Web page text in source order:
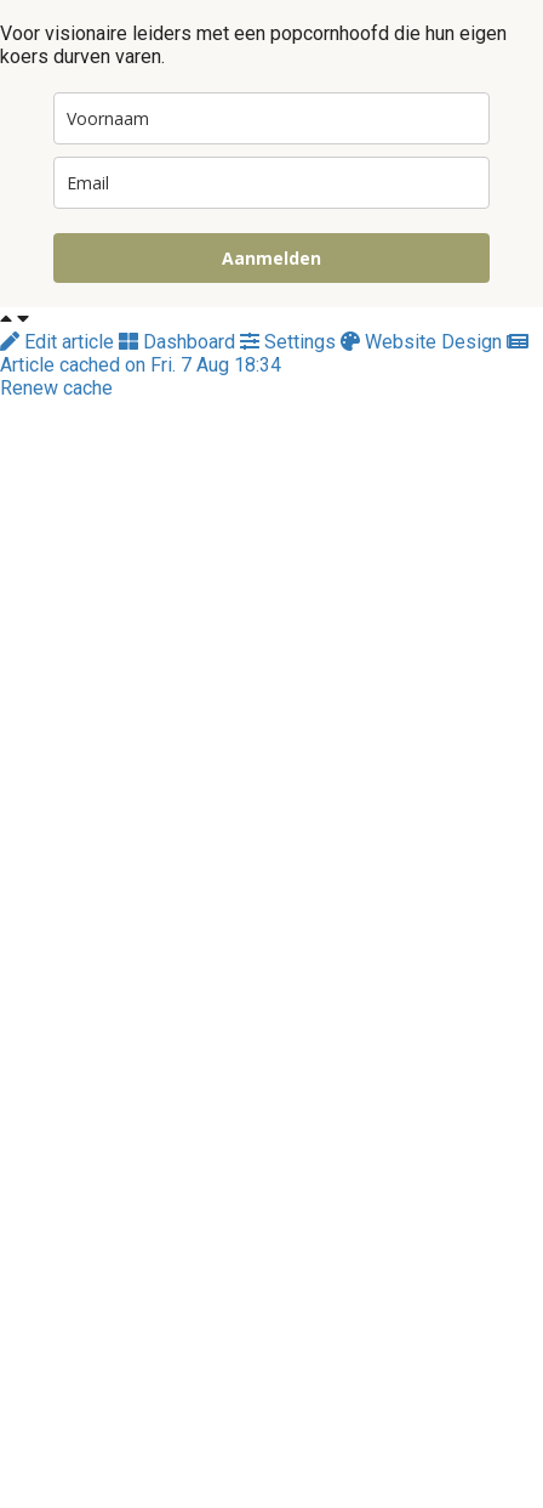
Voor visionaire leiders met een popcornhoofd die hun eigen
koers durven varen.
Aanmelden
Edit article Dashboard Settings
Website Design
Article cached on Fri. 7 Aug 18:34
Renew cache